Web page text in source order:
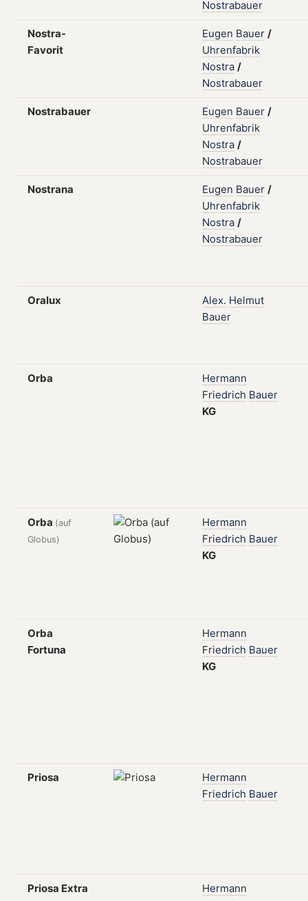
Nostrabauer
Nostra-
Favorit
Eugen Bauer /
Uhrenfabrik
Nostra /
Nostrabauer
Nostrabauer Eugen Bauer /
Uhrenfabrik
Nostra /
Nostrabauer
Nostrana Eugen Bauer /
Uhrenfabrik
Nostra /
Nostrabauer
Oralux Alex. Helmut
Bauer
Orba
Hermann
Friedrich Bauer
KG
Orba (auf
Globus)
Hermann
Friedrich Bauer
KG
Orba
Fortuna
Hermann
Friedrich Bauer
KG
Priosa
Hermann
Friedrich Bauer
Priosa Extra
Hermann